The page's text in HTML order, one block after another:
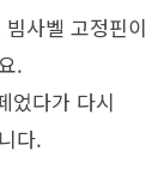
사벨 고정핀이
.
었다가 다시
다.